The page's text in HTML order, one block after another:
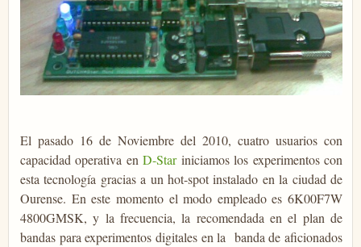
El pasado 16 de Noviembre del 2010, cuatro usuarios con
capacidad operativa enD-Stariniciamos los experimentos con
esta tecnología gracias a un hot-spot instalado en la ciudad de
Ourense. En este momento el modo empleado es 6K00F7W
4800GMSK, y la frecuencia, la recomendada en el plan de
bandas para experimentos digitales en la banda de aficionados